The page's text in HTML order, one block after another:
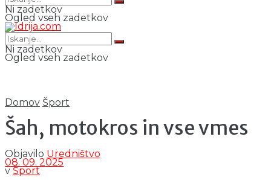
Ni zadetkov
Ogled vseh zadetkov
Ni zadetkov
Ogled vseh zadetkov
Domov Šport
Šah, motokros in vse vmes
Objavilo Uredništvo
08. 09. 2025
v Šport